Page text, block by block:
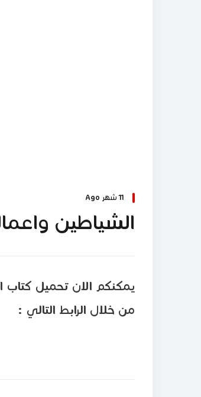
11 شهر Ago
الشياطين
يمكنكم الان تحميل كتاب
من خلال الرابط التالي :